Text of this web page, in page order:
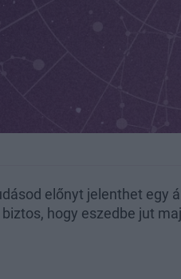
előnyt jelenthet egy
hogy eszedbe jut